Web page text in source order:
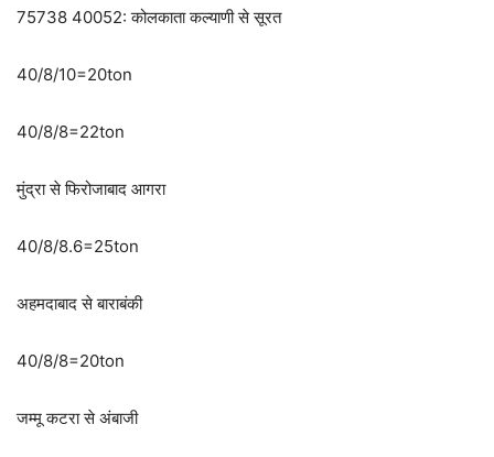
75738 40052: कोलकाता कल्याणी से सूरत
40/8/10=20ton
40/8/8=22ton
मुंद्रा से फिरोजाबाद आगरा
40/8/8.6=25ton
अहमदाबाद से बाराबंकी
40/8/8=20ton
जम्मू कटरा से अंबाजी